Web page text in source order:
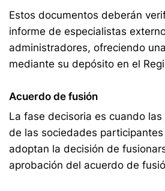
Estos documentos deberán
informe de especialistas
administradores, ofreciendo
mediante su depósito en el
Acuerdo de fusión
La fase decisoria es cuando
de las sociedades
adoptan la decisión de
aprobación del acuerdo de